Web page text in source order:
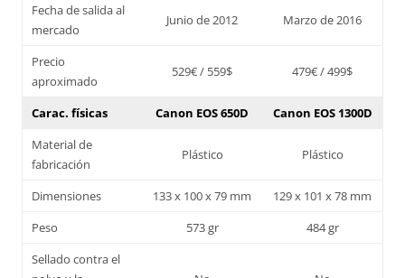
Fecha de salida al
mercado
Junio de 2012 Marzo de 2016
Precio
aproximado
529€ / 559$ 479€ / 499$
Carac. físicas Canon EOS 650D
Canon EOS 1300D
Material de
fabricación
Plástico Plástico
Dimensiones 133 x 100 x 79 mm
129 x 101 x 78 mm
Peso
573 gr
484 gr
Sellado contra el